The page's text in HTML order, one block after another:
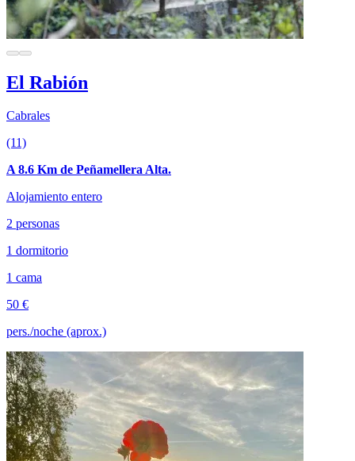
El Rabión
Cabrales
(11)
A 8.6 Km de Peñamellera Alta.
Alojamiento entero
2 personas
1 dormitorio
1 cama
50 €
pers./noche (aprox.)